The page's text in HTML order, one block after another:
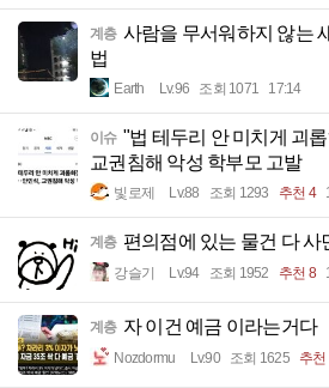
계층 사람을 무서워하지 않는
법
Earth Lv.96 조회 1071 17:14
이슈 "법 테두리 안 미치게 괴
교권침해 악성 학부모 고발
빛로제 Lv.88 조회 1293 추천 4
계층 편의점에 있는 물건 다 사
강슬기 Lv.94 조회 1952 추천 8
계층 자 이건 예금 이라는거다
Nozdormu Lv.90 조회 1625 추천